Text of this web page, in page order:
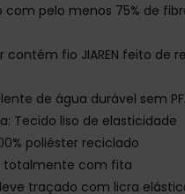
com pelo menos 75% de
contém fio JIAREN feito de
de água durável sem
Tecido liso de elasticidade
poliéster reciclado
totalmente com fita
traçado com licra